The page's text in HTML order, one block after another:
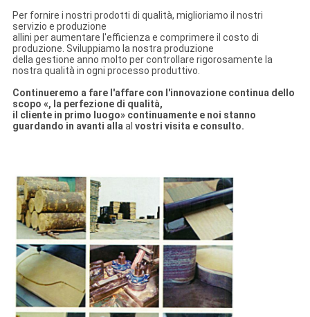
Per fornire i nostri prodotti di qualità, miglioriamo il nostri
servizio e produzione
allini per aumentare l'efficienza e comprimere il costo di
produzione. Sviluppiamo la nostra produzione
della gestione anno molto per controllare rigorosamente la
nostra qualità in ogni processo produttivo.
Continueremo a fare l'affare con l'innovazione continua dello
scopo «, la perfezione di qualità,
il cliente in primo luogo» continuamente e noi stanno
guardando in avanti allaal vostri visita e consulto.